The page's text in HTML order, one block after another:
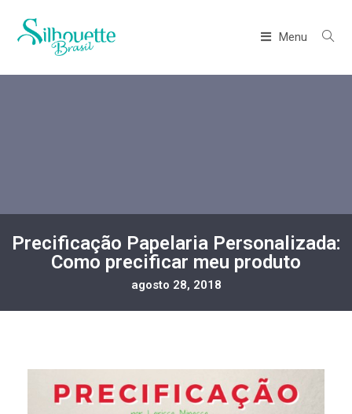
Menu
Precificação Papelaria Personalizada:
Como precificar meu produto
agosto 28, 2018